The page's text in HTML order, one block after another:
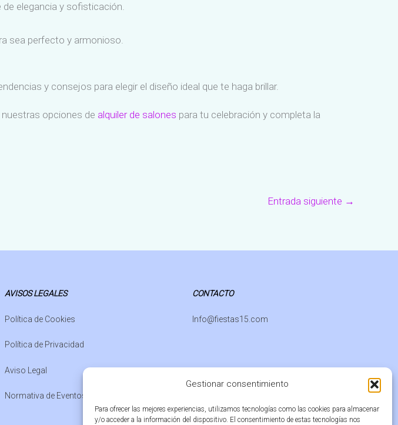
Gestionar consentimiento
Para ofrecer las mejores experiencias, utilizamos tecnologías como las cookies para almacenar
y/o acceder a la información del dispositivo. El consentimiento de estas tecnologías nos
elegancia y sofisticación.
sea perfecto y armonioso.
y consejos para elegir el diseño ideal que te haga brillar.
opciones de alquiler de salones para tu celebración y completa la
Entrada siguiente →
AVISOS LEGALES
Política de Cookies
Política de Privacidad
Aviso Legal
Normativa de Eventos
CONTACTO
Info@fiestas15.com